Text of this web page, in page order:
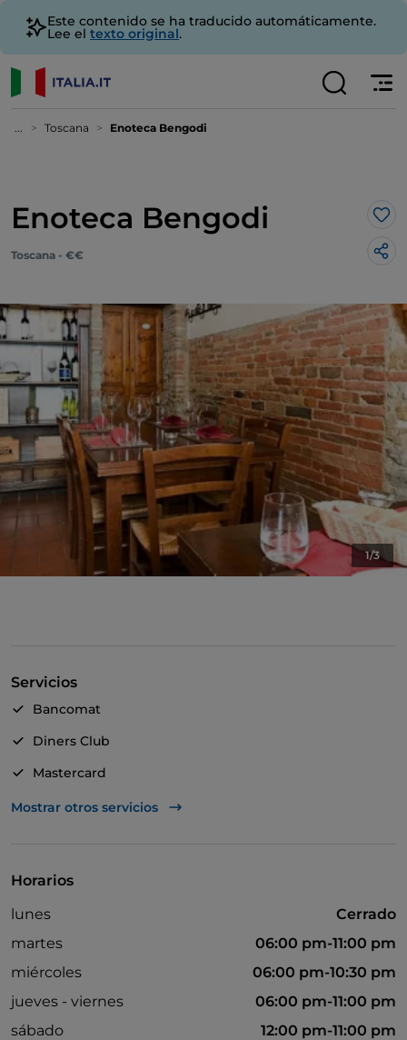
Este contenido se ha traducido automáticamente.
Lee el texto original.
... Toscana Enoteca Bengodi
Enoteca Bengodi Me
Toscana - €€
1/3
Servicios
Bancomat
Diners Club
Mastercard
TheFork PAY
Wi-Fi
Mostrar otros servicios
Horarios
lunes
Cerrado
martes
06:00 pm-11:00 pm
miércoles
06:00 pm-10:30 pm
jueves - viernes
06:00 pm-11:00 pm
sábado
12:00 pm-11:00 pm